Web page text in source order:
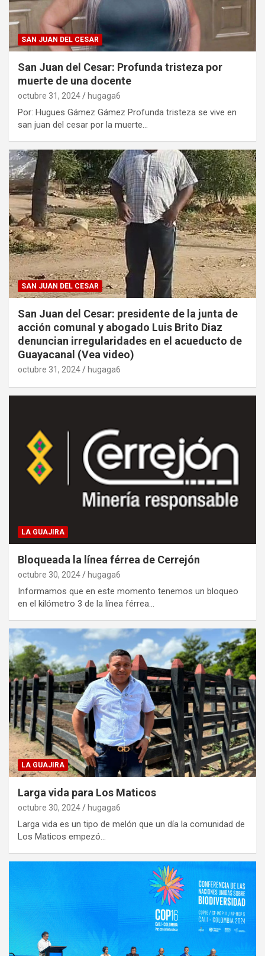
SAN JUAN DEL CESAR
San Juan del Cesar: Profunda tristeza por
muerte de una docente
octubre 31, 2024 hugaga6
Por: Hugues Gámez Gámez Profunda tristeza se vive en
san juan del cesar por la muerte…
SAN JUAN DEL CESAR
San Juan del Cesar: presidente de la junta de
acción comunal y abogado Luis Brito Diaz
denuncian irregularidades en el acueducto de
Guayacanal (Vea video)
octubre 31, 2024 hugaga6
LA GUAJIRA
Bloqueada la línea férrea de Cerrejón
octubre 30, 2024 hugaga6
Informamos que en este momento tenemos un bloqueo
en el kilómetro 3 de la línea férrea…
LA GUAJIRA
Larga vida para Los Maticos
octubre 30, 2024 hugaga6
Larga vida es un tipo de melón que un día la comunidad de
Los Maticos empezó…